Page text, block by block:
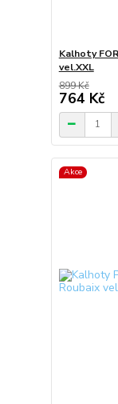
Kalhoty
vel.XXL
899 Kč
764 Kč
Akce